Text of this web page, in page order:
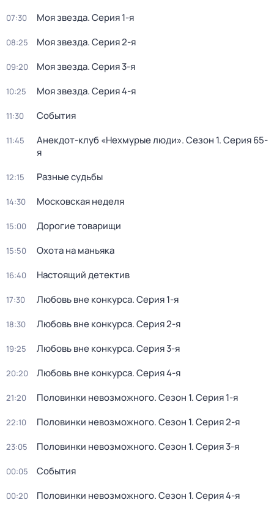
07:30 Моя звезда. Серия 1-я
08:25 Моя звезда. Серия 2-я
09:20 Моя звезда. Серия 3-я
10:25 Моя звезда. Серия 4-я
11:30 События
11:45 Анекдот-клуб «Нехмурые люди». Сезон 1. Серия 65-
я
12:15 Разные судьбы
14:30 Московская неделя
15:00 Дорогие товарищи
15:50 Охота на маньяка
16:40 Настоящий детектив
17:30 Любовь вне конкурса. Серия 1-я
18:30 Любовь вне конкурса. Серия 2-я
19:25 Любовь вне конкурса. Серия 3-я
20:20 Любовь вне конкурса. Серия 4-я
21:20 Половинки невозможного. Сезон 1. Серия 1-я
22:10 Половинки невозможного. Сезон 1. Серия 2-я
23:05 Половинки невозможного. Сезон 1. Серия 3-я
00:05 События
00:20 Половинки невозможного. Сезон 1. Серия 4-я